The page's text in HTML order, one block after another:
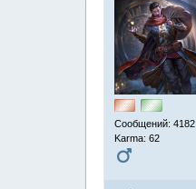
Сообщений: 4182
Karma: 62